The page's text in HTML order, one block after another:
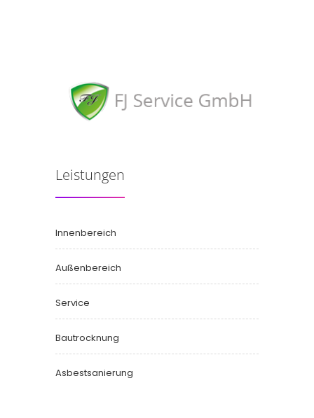
Leistungen
Innenbereich
Außenbereich
Service
Bautrocknung
Asbestsanierung